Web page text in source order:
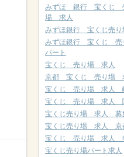
みずほ 銀行 宝くじ
場 求人
みずほ銀行 宝くじ売り
みずほ銀行 宝くじ
パート
宝くじ 売り場 求人
京都 宝くじ 売り場
宝くじ 売り場 求人
宝くじ 売り場 求人
宝くじ売り場 求人 募
宝くじ売り場 求人 京
宝くじ 売り場 求人
宝くじ売り場パート求人